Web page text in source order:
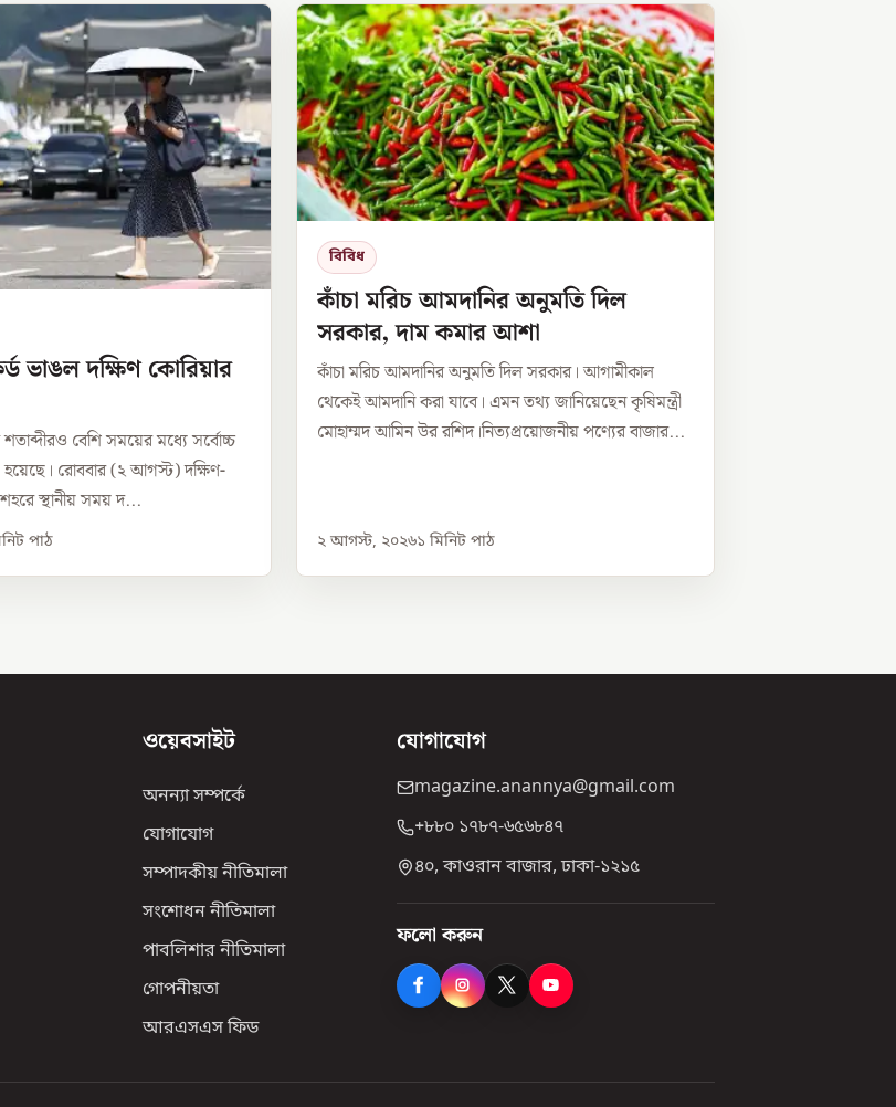
ভাঙল দক্ষিণ কোরিয়ার
বেশি সময়ের মধ্যে সর্বোচ্চ
হয়েছে। রোববার (২ আগস্ট) দক্ষিণ-
শহরে স্থানীয় সময় দ...
পাঠ
বিবিধ
কাঁচা মরিচ আমদানির অনুমতি দিল
সরকার, দাম কমার আশা
কাঁচা মরিচ আমদানির অনুমতি দিল সরকার। আগামীকাল
থেকেই আমদানি করা যাবে। এমন তথ্য জানিয়েছেন কৃষিমন্ত্রী
মোহাম্মদ আমিন উর রশিদ।নিত্যপ্রয়োজনীয় পণ্যের বাজার...
২ আগস্ট, ২০২৬১ মিনিট পাঠ
ওয়েবসাইট
অনন্যা সম্পর্কে
যোগাযোগ
সম্পাদকীয় নীতিমালা
সংশোধন নীতিমালা
পাবলিশার নীতিমালা
গোপনীয়তা
আরএসএস ফিড
যোগাযোগ
magazine.anannya@gmail.com
+৮৮০ ১৭৮৭-৬৫৬৮৪৭
৪০, কাওরান বাজার, ঢাকা-১২১৫
ফলো করুন